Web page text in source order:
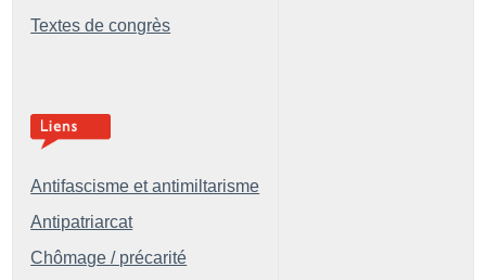
Textes de congrès
Antifascisme et antimiltarisme
Antipatriarcat
Chômage / précarité